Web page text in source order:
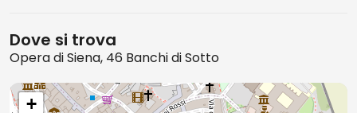
Dove si trova
Opera di Siena, 46 Banchi di Sotto
+